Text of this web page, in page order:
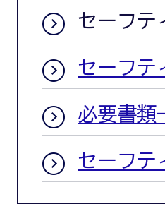
セーフテ
セーフテ
必要書類
セーフテ